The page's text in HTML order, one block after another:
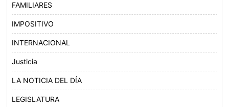
FAMILIARES
IMPOSITIVO
INTERNACIONAL
Justicia
LA NOTICIA DEL DÍA
LEGISLATURA